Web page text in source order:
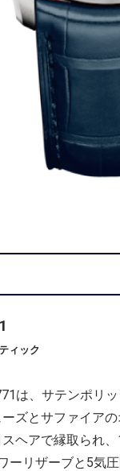
ィック
は、サテンポリ
ズとサファイア
ヘアで縁取られ
ーリザーブと5気